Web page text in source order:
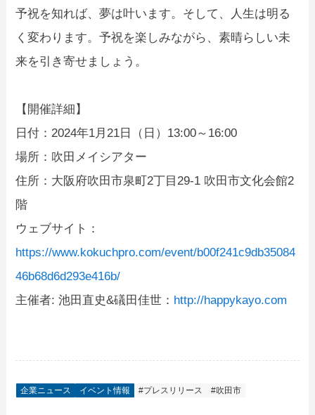
予祝を知れば、夢は叶います。そして、人生は明る
く変わります。予祝を楽しみながら、素晴らしい未
来を引き寄せましょう。
【開催詳細】
日付：2024年1月21日（日）13:00～16:00
場所：吹田メイシアター
住所：大阪府吹田市泉町2丁目29-1 吹田市文化会館2
階
ウェブサイト：
https://www.kokuchpro.com/event/b00f241c9db35084
46b68d6d293e416b/
主催者: 池田直史&礒田佳世： http://happykayo.com
企業ニュース イベント情報 #プレスリリース #吹田市